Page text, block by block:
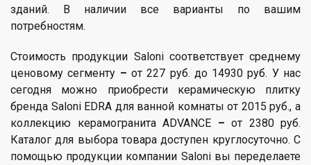
зданий. В наличии все варианты по вашим
потребностям.
Стоимость продукции Saloni соответствует среднему
ценовому сегменту – от 227 руб. до 14930 руб. У нас
сегодня можно приобрести керамическую плитку
бренда Saloni EDRA для ванной комнаты от 2015 руб., а
коллекцию керамогранита ADVANCE – от 2380 руб.
Каталог для выбора товара доступен круглосуточно. С
помощью продукции компании Saloni вы переделаете